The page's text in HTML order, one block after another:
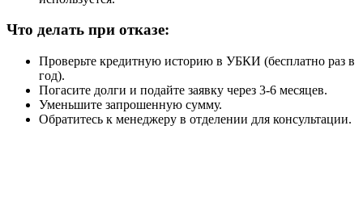
Что делать при отказе:
Проверьте кредитную историю в УБКИ (бесплатно раз в
год).
Погасите долги и подайте заявку через 3-6 месяцев.
Уменьшите запрошенную сумму.
Обратитесь к менеджеру в отделении для консультации.